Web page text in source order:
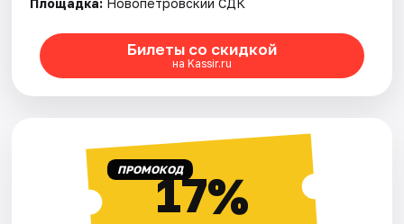
Билеты со скидкой
на Kassir.ru
ПРОМОКОД17%